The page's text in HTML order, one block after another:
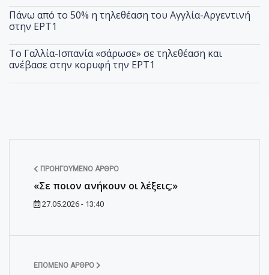
Πάνω από το 50% η τηλεθέαση του Αγγλία-Αργεντινή
στην ΕΡΤ1
Το Γαλλία-Ισπανία «σάρωσε» σε τηλεθέαση και
ανέβασε στην κορυφή την ΕΡΤ1
ΠΡΟΗΓΟΎΜΕΝΟ ΆΡΘΡΟ
«Σε ποιον ανήκουν οι λέξεις;»
27.05.2026 - 13:40
ΕΠΌΜΕΝΟ ΆΡΘΡΟ